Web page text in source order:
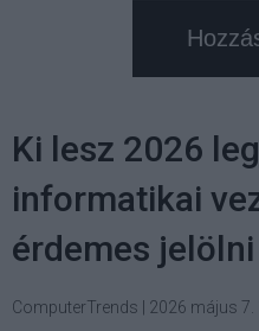
Ki lesz 2026
informatikai
érdemes jelölni
ComputerTrends | 2026 május 7.